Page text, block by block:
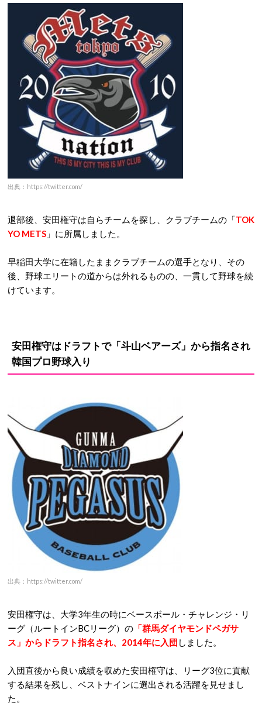
出典：https://twitter.com/
退部後、安田権守は自らチームを探し、クラブチームの「TOK
YO METS 」に所属しました。
早稲田大学に在籍したままクラブチームの選手となり、その
後、野球エリートの道からは外れるものの、一貫して野球を続
けています。
安田権守はドラフトで「斗山ベアーズ」から指名され
韓国プロ野球入り
出典：https://twitter.com/
安田権守は、大学3年生の時にベースボール・チャレンジ・リ
ーグ（ルートインBCリーグ）の 「群馬ダイヤモンドペガサ
ス」からドラフト指名され、2014年に入団 しました。
入団直後から良い成績を収めた安田権守は、リーグ3位に貢献
する結果を残し、ベストナインに選出される活躍を見せまし
た。